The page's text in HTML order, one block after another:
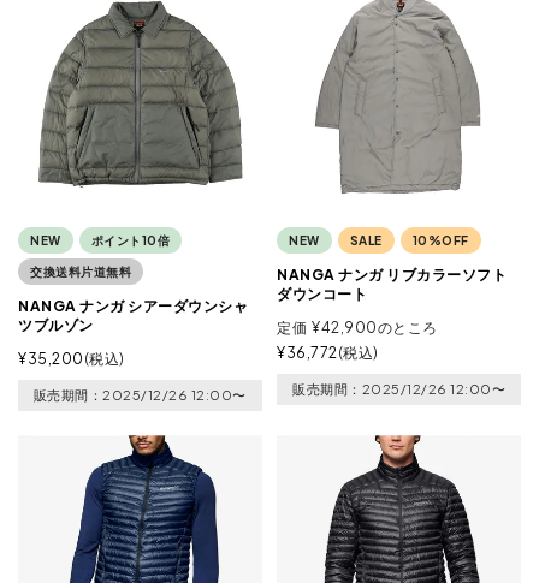
NEW ポイント10倍
交換送料片道無料
NANGA ナンガ シアーダウンシャ
ツブルゾン
¥35,200 税込
販売期間 2025/12/26 12:00〜
NEW SALE 10%OFF
NANGA ナンガ リブカラーソフト
ダウンコート
定価 ¥42,900のところ
¥36,772 税込
販売期間 2025/12/26 12:00 〜